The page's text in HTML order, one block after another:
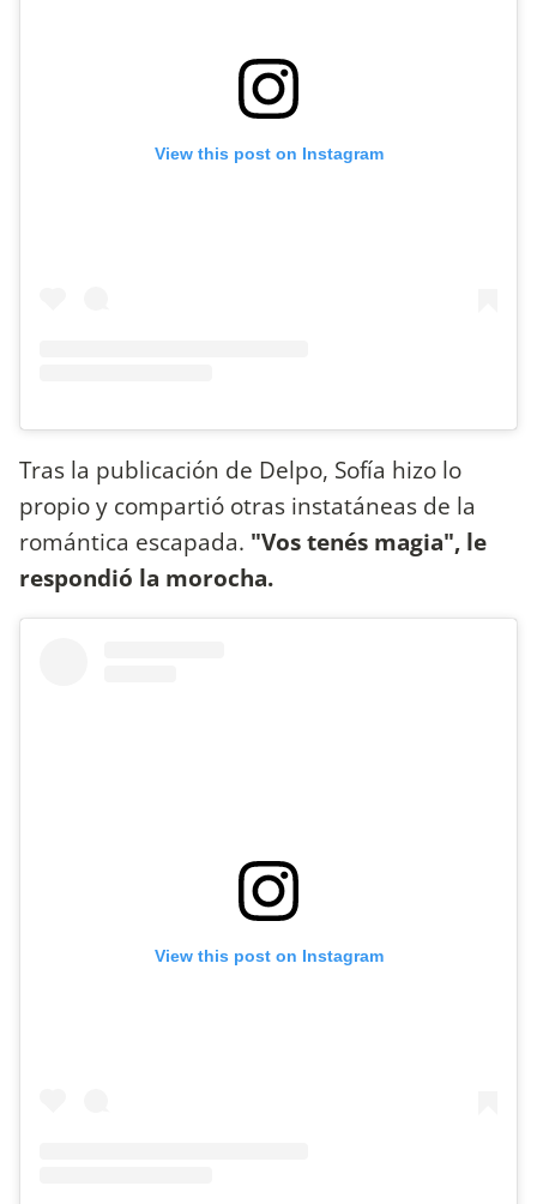
View this post on Instagram
Tras la publicación de Delpo, Sofía hizo lo
propio y compartió otras instatáneas de la
romántica escapada. "Vos tenés magia", le
respondió la morocha.
View this post on Instagram